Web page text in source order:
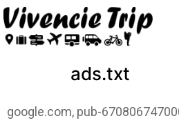
ads.txt
google.com, pub-